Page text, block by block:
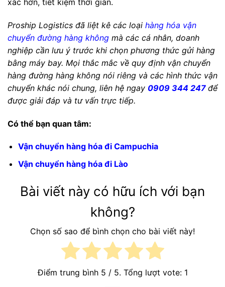
xác hơn, tiết kiệm thời gian.
Proship Logistics đã liệt kê các loại hàng hóa vận
chuyển đường hàng không mà các cá nhân, doanh
nghiệp cần lưu ý trước khi chọn phương thức gửi hàng
bằng máy bay. Mọi thắc mắc về quy định vận chuyển
hàng đường hàng không nói riêng và các hình thức vận
chuyển khác nói chung, liên hệ ngay 0909 344 247 để
được giải đáp và tư vấn trực tiếp.
Có thể bạn quan tâm:
Vận chuyển hàng hóa đi Campuchia
Vận chuyển hàng hóa đi Lào
Bài viết này có hữu ích với bạn
không?
Chọn số sao để bình chọn cho bài viết này!
Điểm trung bình 5 / 5. Tổng lượt vote: 1